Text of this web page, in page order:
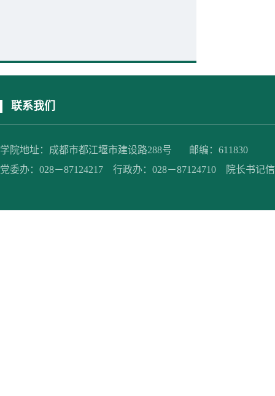
联系我们
学院地址：成都市都江堰市建设路288号 邮编：611830
党委办：028－87124217 行政办：028－87124710 院长书记信